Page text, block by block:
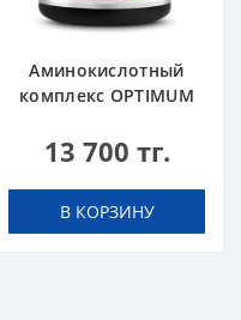
Аминокислотный
комплекс OPTIMUM
Energy 270 g Арбуз
13 700 тг.
В КОРЗИНУ